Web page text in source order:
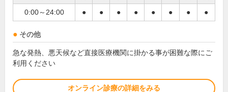
0:00～24:00 ● ● ● ● ● ● ● ●
その他
急な発熱、悪天候など直接医療機関に掛かる事が困難な際にご
利用ください
オンライン診療の詳細をみる